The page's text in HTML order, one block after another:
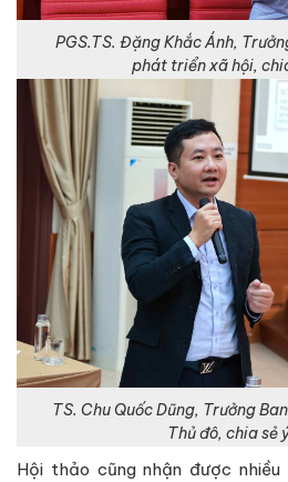
PGS.TS. Đặng Khắc Ánh,
phát triển xã hội,
TS. Chu Quốc Dũng, Trưởng
Thủ đô, chia sẻ
Hội thảo cũng nhận được